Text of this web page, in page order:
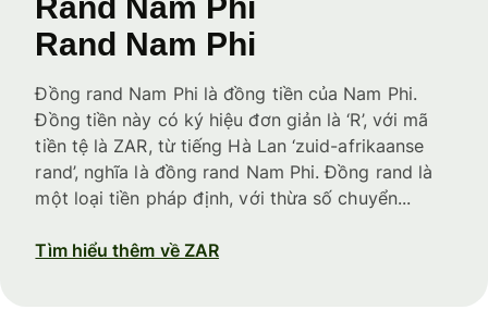
Rand Nam Phi
Đồng rand Nam Phi là đồng tiền của Nam Phi.
Đồng tiền này có ký hiệu đơn giản là ‘R’, với mã
tiền tệ là ZAR, từ tiếng Hà Lan ‘zuid-afrikaanse
rand’, nghĩa là đồng rand Nam Phi. Đồng rand là
một loại tiền pháp định, với thừa số chuyển...
Tìm hiểu thêm về ZAR